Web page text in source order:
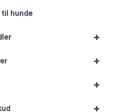
hunde
+
+
+
+